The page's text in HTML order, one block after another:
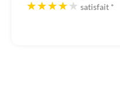
satisfait *